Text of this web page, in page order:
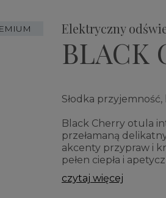
Elektryczny
BLACK
Słodka
Black Cherry otula
przełamaną
akcenty przypraw i
pełen ciepła i
czytaj więcej